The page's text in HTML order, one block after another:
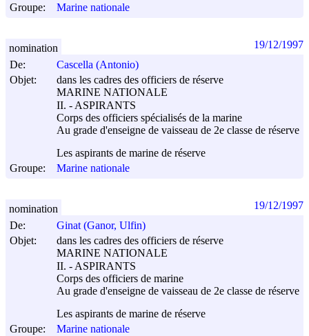
Groupe:
Marine nationale
De:
Cascella (Antonio)
Objet:
dans les cadres des officiers de réserve
MARINE NATIONALE
II. - ASPIRANTS
Corps des officiers spécialisés de la marine
Au grade d'enseigne de vaisseau de 2e classe de réserve
Les aspirants de marine de réserve
Groupe:
Marine nationale
nomination 19/12/1997
De:
Ginat (Ganor, Ulfin)
Objet:
dans les cadres des officiers de réserve
MARINE NATIONALE
II. - ASPIRANTS
Corps des officiers de marine
Au grade d'enseigne de vaisseau de 2e classe de réserve
Les aspirants de marine de réserve
Groupe:
Marine nationale
nomination 19/12/1997